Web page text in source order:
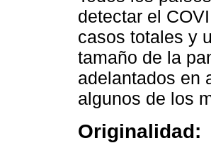
detectar el
casos totales y
tamaño de la
adelantados en
algunos de los
Originalidad: